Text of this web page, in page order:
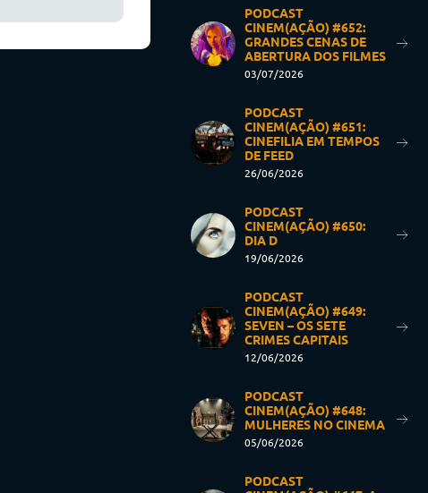
PODCAST
CINEM(AÇÃO) #652:
GRANDES CENAS DE
ABERTURA DOS FILMES
03/07/2026
PODCAST
CINEM(AÇÃO) #651:
CINEFILIA EM TEMPOS
DE FEED
26/06/2026
PODCAST
CINEM(AÇÃO) #650:
DIA D
19/06/2026
PODCAST
CINEM(AÇÃO) #649:
SEVEN – OS SETE
CRIMES CAPITAIS
12/06/2026
PODCAST
CINEM(AÇÃO) #648:
MULHERES NO CINEMA
05/06/2026
PODCAST